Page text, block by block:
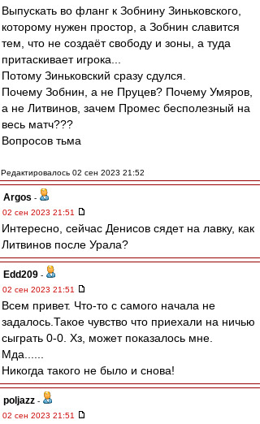
Выпускать во фланг к Зобнину Зиньковского,
которому нужен простор, а Зобнин славится
тем, что не создаёт свободу и зоны, а туда
притаскивает игрока...
Потому Зиньковский сразу сдулся.
Почему Зобнин, а не Пруцев? Почему Умяров,
а не Литвинов, зачем Промес бесполезный на
весь матч???
Вопросов тьма
Редактировалось 02 сен 2023 21:52
Argos -
02 сен 2023 21:51
Интересно, сейчас Денисов сядет на лавку, как
Литвинов после Урала?
Edd209 -
02 сен 2023 21:51
Всем привет. Что-то с самого начала не
задалось.Такое чувство что приехали на ничью
сыграть 0-0. Хз, может показалось мне.
Мда......
Никогда такого не было и снова!
poljazz -
02 сен 2023 21:51